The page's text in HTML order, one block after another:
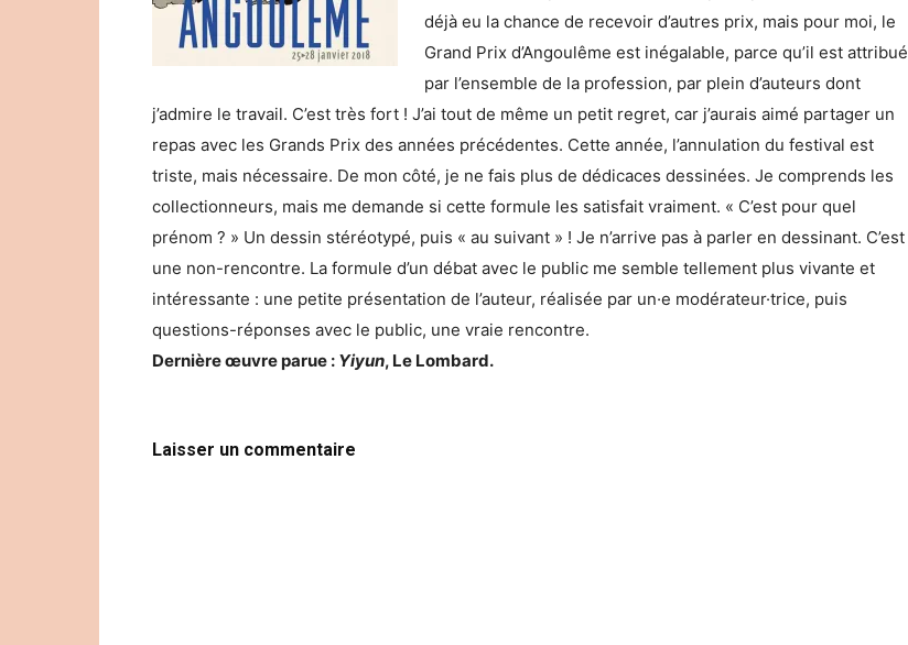
déjà eu la chance de recevoir d’autres prix, mais pour moi, le
Grand Prix d’Angoulême est inégalable, parce qu’il est attribué
par l’ensemble de la profession, par plein d’auteurs dont
j’admire le travail. C’est très fort ! J’ai tout de même un petit regret, car j’aurais aimé partager un
repas avec les Grands Prix des années précédentes. Cette année, l’annulation du festival est
triste, mais nécessaire. De mon côté, je ne fais plus de dédicaces dessinées. Je comprends les
collectionneurs, mais me demande si cette formule les satisfait vraiment. « C’est pour quel
prénom ? » Un dessin stéréotypé, puis « au suivant » ! Je n’arrive pas à parler en dessinant. C’est
une non-rencontre. La formule d’un débat avec le public me semble tellement plus vivante et
intéressante : une petite présentation de l’auteur, réalisée par un·e modérateur·trice, puis
questions-réponses avec le public, une vraie rencontre.
Dernière œuvre parue : Yiyun, Le Lombard.
Laisser un commentaire